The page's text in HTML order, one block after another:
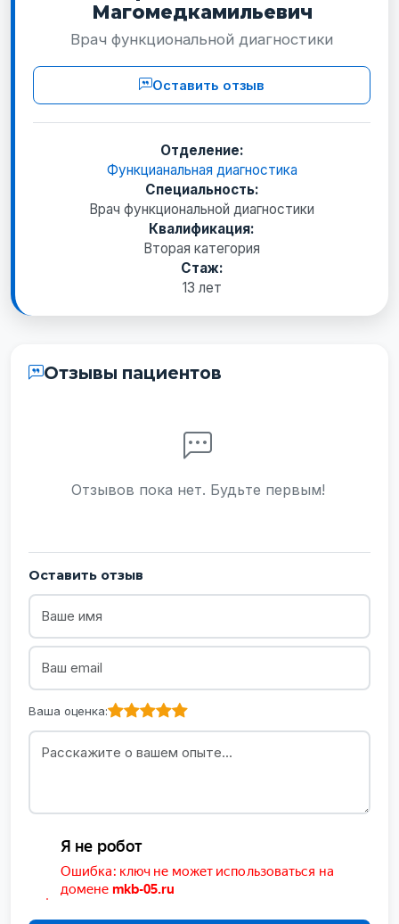
Магомедкамильевич
Врач функциональной диагностики
Оставить отзыв
Отделение:
Функцианальная диагностика
Специальность:
Врач функциональной диагностики
Квалификация:
Вторая категория
Стаж:
13 лет
Отзывы пациентов
Отзывов пока нет. Будьте первым!
Оставить отзыв
Не заполняйте это поле
Ваша оценка: